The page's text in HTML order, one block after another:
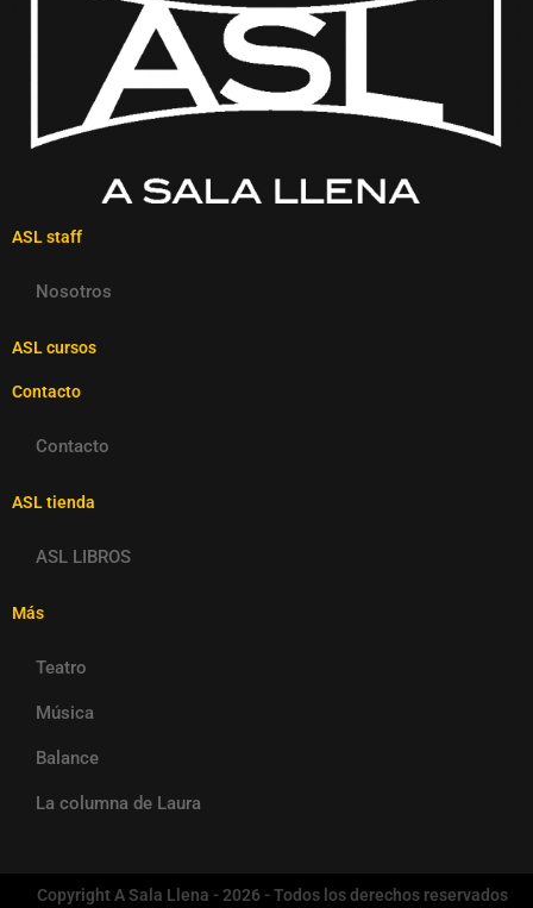
ASL staff
Nosotros
ASL cursos
Contacto
Contacto
ASL tienda
ASL LIBROS
Más
Teatro
Música
Balance
La columna de Laura
Copyright A Sala Llena - 2026 - Todos los derechos reservados